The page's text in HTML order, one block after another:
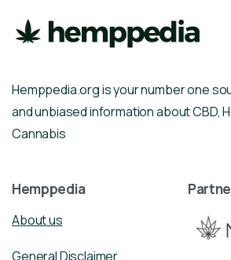
Hemppedia.org is your number one
and unbiased information about CBD,
Cannabis
Hemppedia
About us
General Disclaimer